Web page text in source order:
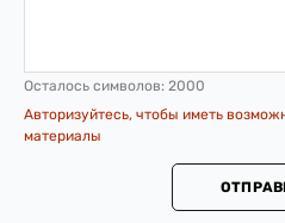
Осталось символов: 2000
Авторизуйтесь, чтобы иметь
материалы